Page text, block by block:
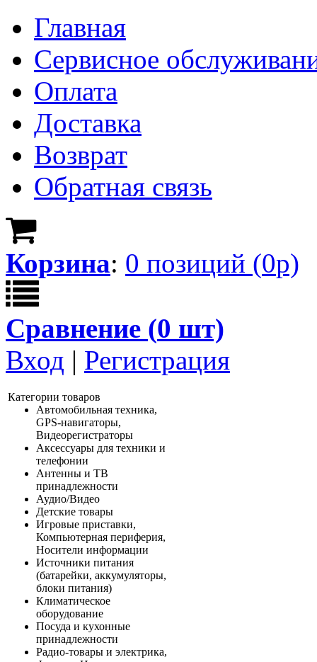
Главная
Сервисное
Оплата
Доставка
Возврат
Обратная связь
Корзина: 0 позиций (0р)
Сравнение (0 шт)
Вход | Регистрация
Категории товаров
Автомобильная техника,
GPS-навигаторы,
Видеорегистраторы
Аксессуары для техники и
телефонии
Антенны и ТВ
принадлежности
Аудио/Видео
Детские товары
Игровые приставки,
Компьютерная периферия,
Носители информации
Источники питания
(батарейки, аккумуляторы,
блоки питания)
Климатическое
оборудование
Посуда и кухонные
принадлежности
Радио-товары и электрика,